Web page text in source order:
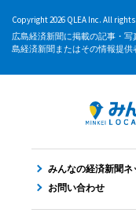
Copyright 2026 QLEA Inc. All
広島経済新聞に掲載の記事・
島経済新聞またはその情報提供
みんなの経済新聞ネ
お問い合わせ